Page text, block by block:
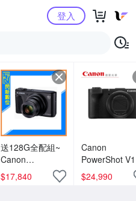
Yahoo購物中心登入
送128G全配組~
Canon
PowerShot
SX740 HS 40倍
$17,840
Canon
PowerShot
音相機 台灣
公司貨
$24,990